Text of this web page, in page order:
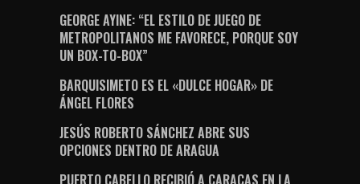
GEORGE AYINE: “EL ESTILO DE JUEGO DE
METROPOLITANOS ME FAVORECE, PORQUE SOY
UN BOX-TO-BOX”
BARQUISIMETO ES EL «DULCE HOGAR» DE
ÁNGEL FLORES
JESÚS ROBERTO SÁNCHEZ ABRE SUS
OPCIONES DENTRO DE ARAGUA
PUERTO CABELLO RECIBIÓ A CARACAS EN LA